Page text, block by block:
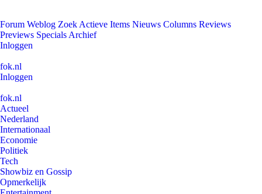
Forum Weblog Zoek Actieve Items Nieuws Columns Reviews
Previews Specials Archief
Inloggen
fok.nl
Inloggen
fok.nl
Actueel
Nederland
Internationaal
Economie
Politiek
Tech
Showbiz en Gossip
Opmerkelijk